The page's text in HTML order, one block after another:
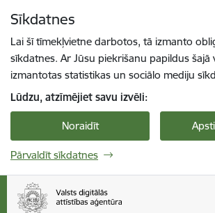
Sīkdatnes
Lai šī tīmekļvietne darbotos, tā izmanto
sīkdatnes. Ar Jūsu piekrišanu papildus šajā
izmantotas statistikas un sociālo mediju
Lūdzu, atzīmējiet savu izvēli:
Noraidīt
Pārvaldīt sīkdatnes